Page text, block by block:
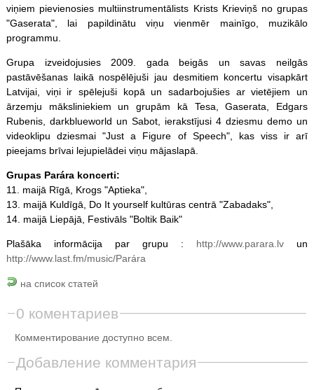
viņiem pievienosies multiinstrumentālists Krists Krieviņš no grupas
"Gaserata", lai papildinātu viņu vienmēr mainīgo, muzikālo
programmu.
Grupa izveidojusies 2009. gada beigās un savas neilgās
pastāvēšanas laikā nospēlējuši jau desmitiem koncertu visapkārt
Latvijai, viņi ir spēlejuši kopā un sadarbojušies ar vietējiem un
ārzemju māksliniekiem un grupām kā Tesa, Gaserata, Edgars
Rubenis, darkblueworld un Sabot, ierakstījusi 4 dziesmu demo un
videoklipu dziesmai "Just a Figure of Speech", kas viss ir arī
pieejams brīvai lejupielādei viņu mājaslapā.
Grupas Parára koncerti:
11. maijā Rīgā, Krogs "Aptieka",
13. maijā Kuldīgā, Do It yourself kultūras centrā "Zabadaks",
14. maijā Liepājā, Festivāls "Boltik Baik"
Plašāka informācija par grupu : http://www.parara.lv un
http://www.last.fm/music/Parára
на список статей
0 коментариев
Комментирование доступно всем.
Добавление комментария